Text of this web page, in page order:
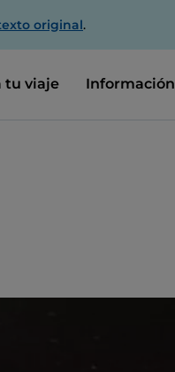
original.
tu viaje Información